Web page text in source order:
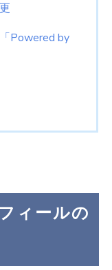
Powered by
ィールの